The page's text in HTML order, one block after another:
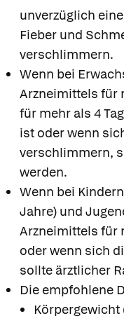
unverzüglich
Fieber und
verschlimmern.
Wenn bei
Arzneimittels für
für mehr als 4
ist oder wenn
verschlimmern,
werden.
Wenn bei
Jahre) und
Arzneimittels für
oder wenn sich
sollte ärztlicher
Die empfohlene
Körpergewicht